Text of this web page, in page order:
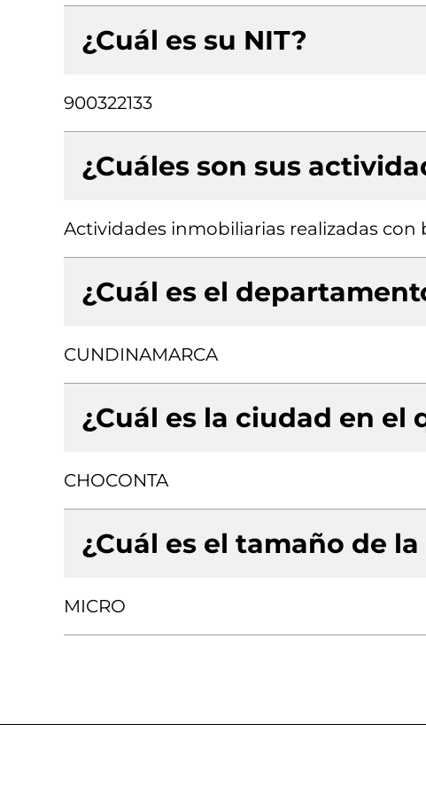
¿Cuál es su NIT?
900322133
¿Cuáles son sus
Actividades inmobiliarias realizadas
¿Cuál es el
CUNDINAMARCA
¿Cuál es la ciudad en el
CHOCONTA
¿Cuál es el tamaño de
MICRO